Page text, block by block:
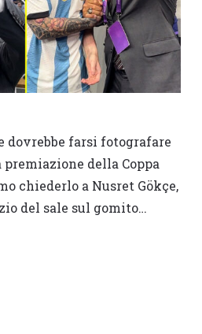
dovrebbe farsi fotografare
della Coppa
chiederlo a Nusret Gökçe,
del sale sul gomito…